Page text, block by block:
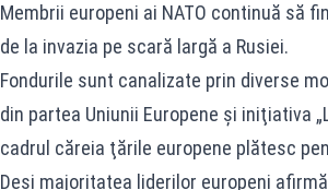
Membrii europeni ai NATO continuă să
de la invazia pe scară largă a Rusiei.
Fondurile sunt canalizate prin diverse
din partea Uniunii Europene şi iniţiativa
cadrul căreia ţările europene plătesc
Deşi majoritatea liderilor europeni